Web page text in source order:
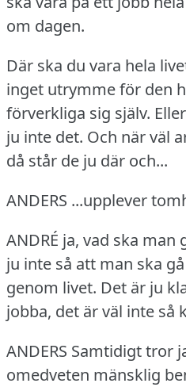
om dagen.
Där ska du vara hela
inget utrymme för den
förverkliga sig själv.
ju inte det. Och när väl
då står de ju där och...
ANDERS ...upplever
ANDRÉ ja, vad ska man
ju inte så att man ska
genom livet. Det är ju
jobba, det är väl inte så
ANDERS Samtidigt tror
omedveten mänsklig